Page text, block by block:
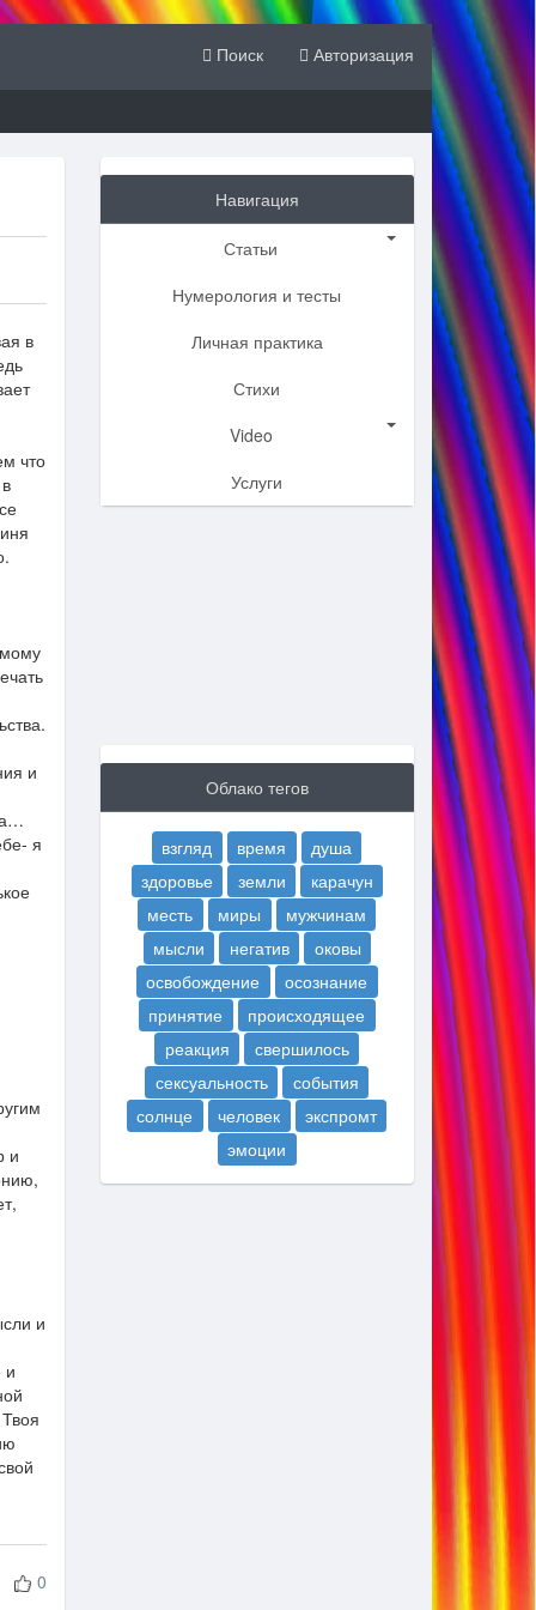
Поиск Авторизация
в
что
и
я
и
и
и
0
Навигация
Статьи
Нумерология и тесты
Личная практика
Стихи
Video
Услуги
Облако тегов
взгляд время
душа
здоровье
земли
карачун
месть
миры
мужчинам
мысли
негатив
оковы
освобождение
осознание
принятие
происходящее
реакция
свершилось
сексуальность
события
солнце
человек
экспромт
эмоции